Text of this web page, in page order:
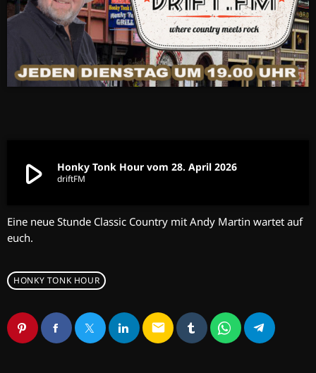
play_arrow Honky Tonk Hour vom 28. April 2026
driftFM
Eine neue Stunde Classic Country mit Andy Martin wartet auf
euch.
HONKY TONK HOUR
email